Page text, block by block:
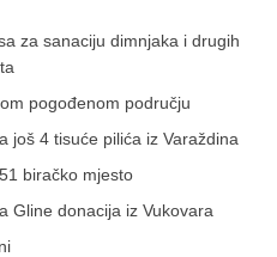
za sanaciju dimnjaka i drugih
pogođenom području
još 4 tisuće pilića iz Varaždina
biračko mjesto
Gline donacija iz Vukovara